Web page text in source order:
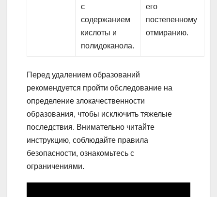
с
содержанием
кислоты и
полидоканола.
его
постепенному
отмиранию.
Перед удалением образований
рекомендуется пройти обследование на
определение злокачественности
образования, чтобы исключить тяжелые
последствия. Внимательно читайте
инструкцию, соблюдайте правила
безопасности, ознакомьтесь с
ограничениями.